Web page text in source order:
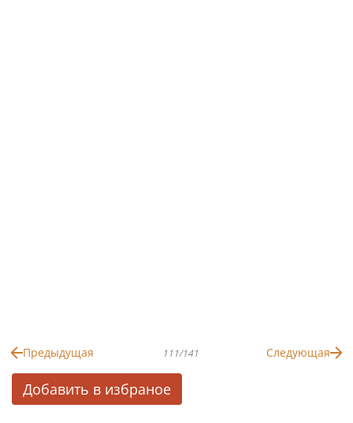
Предыдущая 111/141 Следующая
Добавить в избраное